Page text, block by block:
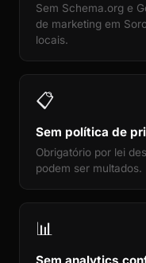
Sem Schema.org e
de marketing em
locais.
📋
Sem política de
Obrigatório por lei
podem ser multados.
📊